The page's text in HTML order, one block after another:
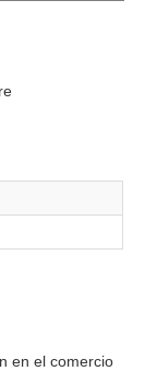
en el comercio